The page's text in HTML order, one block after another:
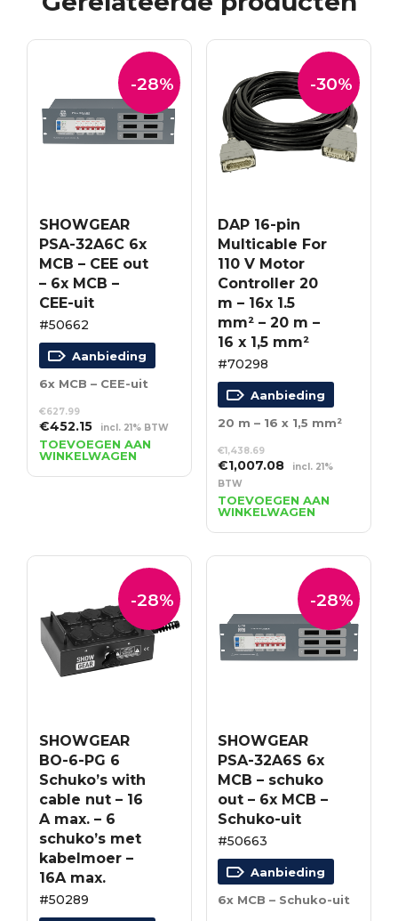
-28%
SHOWGEAR
PSA-32A6C 6x
MCB – CEE out
– 6x MCB –
CEE-uit
#50662
Aanbieding
6x MCB – CEE-uit
€627.99
Oorspronkelijke
prijs
was:
€627.99.
€452.15Huidige
prijs
is:
€452.15.
incl. 21% BTW
TOEVOEGEN AAN
WINKELWAGEN
-30%
DAP 16-pin
Multicable For
110 V Motor
Controller 20
m – 16x 1.5
mm² – 20 m –
16 x 1,5 mm²
#70298
Aanbieding
20 m – 16 x 1,5 mm²
€1,438.69
Oorspronkelijke
prijs
was:
€1,438.69.
€1,007.08Huidige
is:
€1,007.08.
incl. 21%
BTW
TOEVOEGEN AAN
WINKELWAGEN
-28%
SHOWGEAR
BO-6-PG 6
Schuko’s with
cable nut – 16
A max. – 6
schuko’s met
kabelmoer –
16A max.
#50289
-28%
SHOWGEAR
PSA-32A6S 6x
MCB – schuko
out – 6x MCB –
Schuko-uit
#50663
Aanbieding
6x MCB – Schuko-uit